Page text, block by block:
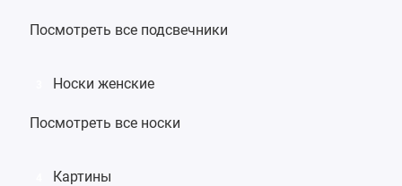
Посмотреть все подсвечники
Носки женские
Посмотреть все носки
Картины